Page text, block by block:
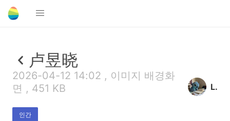
卢昱晓
2026-04-12 14:02 , 이미지 배경화
면 , 451 KB
인간
L.